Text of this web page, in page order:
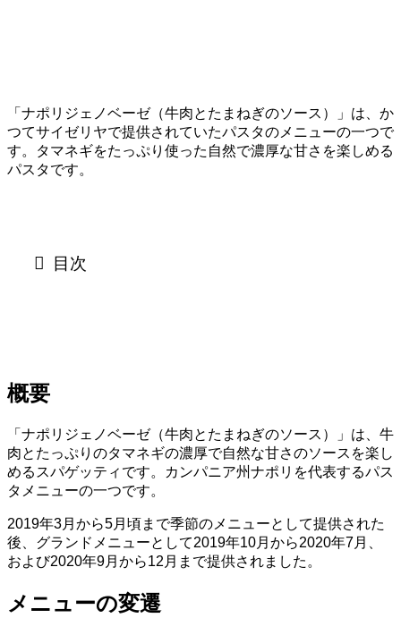
「ナポリジェノベーゼ（牛肉とたまねぎのソース）」は、か
つてサイゼリヤで提供されていたパスタのメニューの一つで
す。タマネギをたっぷり使った自然で濃厚な甘さを楽しめる
パスタです。
目次
概要
「ナポリジェノベーゼ（牛肉とたまねぎのソース）」は、牛
肉とたっぷりのタマネギの濃厚で自然な甘さのソースを楽し
めるスパゲッティです。カンパニア州ナポリを代表するパス
タメニューの一つです。
2019年3月から5月頃まで季節のメニューとして提供された
後、グランドメニューとして2019年10月から2020年7月、
および2020年9月から12月まで提供されました。
メニューの変遷